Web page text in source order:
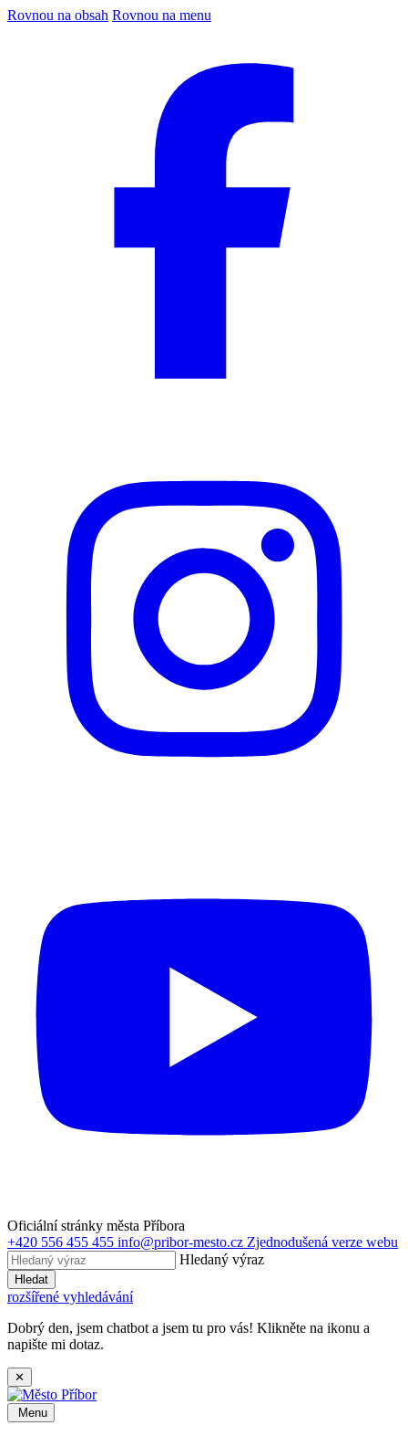
Rovnou na obsah Rovnou na menu
Oficiální stránky města Příbora
+420 556 455 455 info@pribor-mesto.cz Zjednodušená verze webu
Hledaný výraz
Hledat
rozšířené vyhledávání
Dobrý den, jsem chatbot a jsem tu pro vás! Klikněte na ikonu a
napište mi dotaz.
✕
Menu